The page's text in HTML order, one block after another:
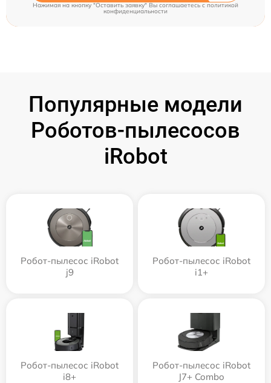
Нажимая на кнопку "Оставить заявку" Вы соглашаетесь cполитикой
конфиденциальности
Популярные модели
Роботов-пылесосов
iRobot
Робот-пылесос iRobot
j9
Робот-пылесос iRobot
i1+
Робот-пылесос iRobot
i8+
Робот-пылесос iRobot
J7+ Combo